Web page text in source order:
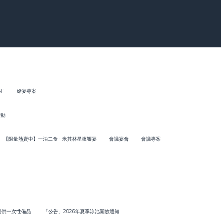
婚宴專案
【限量熱賣中】一泊二食 · 米其林星夜饗宴 會議宴會 會議專案
供一次性備品 「公告」2026年夏季泳池開放通知